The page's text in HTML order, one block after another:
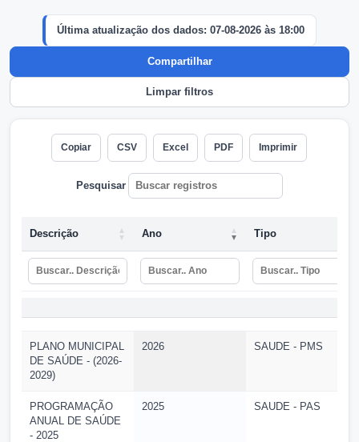
Última atualização dos dados: 07-08-2026 às 18:00
Compartilhar
Limpar filtros
Copiar CSV Excel PDF Imprimir
Pesquisar
Descrição Ano Tipo
PLANO MUNICIPAL
DE SAÚDE - (2026-
2029)
2026 SAUDE - PMS
PROGRAMAÇÃO
ANUAL DE SAÚDE
- 2025
2025 SAUDE - PAS